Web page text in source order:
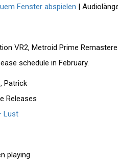
Fenster abspielen |
VR2, Metroid Prime
schedule in February.
Patrick
Releases
Lust
playing